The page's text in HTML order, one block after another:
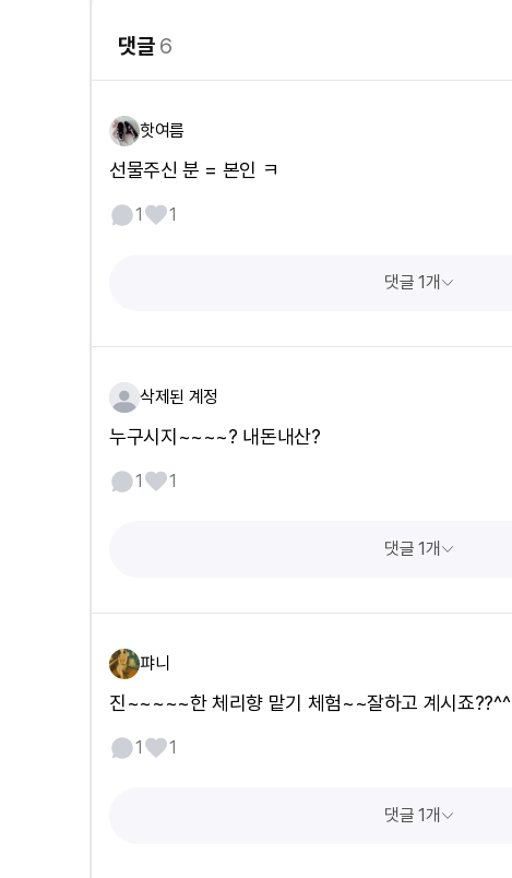
댓글6
핫여름
선물주신 분 = 본인 ㅋ
1 1
댓글 1개
삭제된 계정
누구시지~~~~? 내돈내산?
1 1
댓글 1개
퍄니
진~~~~~한 체리향 맡기 체험~~잘하고 계시죠??^^
1 1
댓글 1개